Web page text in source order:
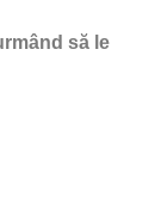
să le